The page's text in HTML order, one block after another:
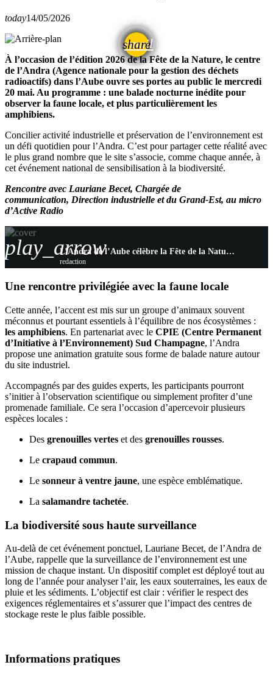
today14/05/2026
share
email
À l’occasion de l’édition 2026 de la Fête de la Nature, le centre
de l’Andra (Agence nationale pour la gestion des déchets
radioactifs) dans l’Aube ouvre ses portes au public le mercredi
20 mai. Au programme : une balade nocturne inédite pour
observer la faune locale, et plus particulièrement les
amphibiens.
Concilier activité industrielle et préservation de l’environnement est
un défi quotidien pour l’Andra. C’est pour partager cette réalité avec
le plus grand nombre que le site s’associe, comme chaque année, à
cet événement national de sensibilisation à la biodiversité.
Rencontre avec Lauriane Becet, Chargée de
communication, Direction industrielle et du Grand-Est, au micro
d’Active Radio
play_arrow L’Andra de l’Aube célèbre la Fête de la Nature, une immersion nocturne à la découverte des amphibiens
redaction
Une rencontre privilégiée avec la faune locale
Cette année, l’accent est mis sur un groupe d’animaux souvent
méconnus et pourtant essentiels à l’équilibre de nos écosystèmes :
les amphibiens. En partenariat avec le CPIE (Centre Permanent
d’Initiative à l’Environnement) Sud Champagne, l’Andra
propose une animation gratuite sous forme de balade nature autour
du site industriel.
Accompagnés par des guides experts, les participants pourront
s’initier à l’observation scientifique ou simplement profiter d’une
promenade familiale. Ce sera l’occasion d’apercevoir plusieurs
espèces locales :
Des grenouilles vertes et des grenouilles rousses.
Le crapaud commun.
Le sonneur à ventre jaune, une espèce emblématique.
La salamandre tachetée.
La biodiversité sous haute surveillance
Au-delà de cet événement ponctuel, Lauriane Becet, de l’Andra de
l’Aube, rappelle que la surveillance de l’environnement est une
mission de chaque instant. Un dispositif complet est déployé tout au
long de l’année pour analyser l’air, les eaux souterraines, les eaux de
pluie et les sédiments. L’objectif est clair : vérifier le respect des
exigences réglementaires et s’assurer que l’impact des centres de
stockage reste le plus faible possible.
Informations pratiques